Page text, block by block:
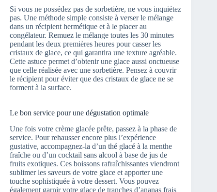
Si vous ne possédez pas de sorbetière, ne vous inquiétez
pas. Une méthode simple consiste à verser le mélange
dans un récipient hermétique et à le placer au
congélateur. Remuez le mélange toutes les 30 minutes
pendant les deux premières heures pour casser les
cristaux de glace, ce qui garantira une texture agréable.
Cette astuce permet d’obtenir une glace aussi onctueuse
que celle réalisée avec une sorbetière. Pensez à couvrir
le récipient pour éviter que des cristaux de glace ne se
forment à la surface.
Le bon service pour une dégustation optimale
Une fois votre crème glacée prête, passez à la phase de
service. Pour rehausser encore plus l’expérience
gustative, accompagnez-la d’un thé glacé à la menthe
fraîche ou d’un cocktail sans alcool à base de jus de
fruits exotiques. Ces boissons rafraîchissantes viendront
sublimer les saveurs de votre glace et apporter une
touche sophistiquée à votre dessert. Vous pouvez
également garnir votre glace de tranches d’ananas frais